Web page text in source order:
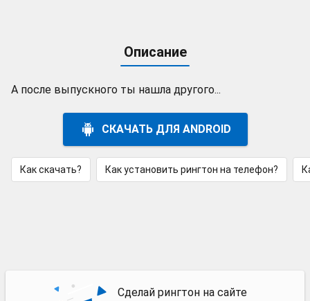
Описание
А после выпускного ты нашла другого...
СКАЧАТЬ ДЛЯ ANDROID
Как скачать? Как установить рингтон на телефон?
Сделай рингтон на сайте